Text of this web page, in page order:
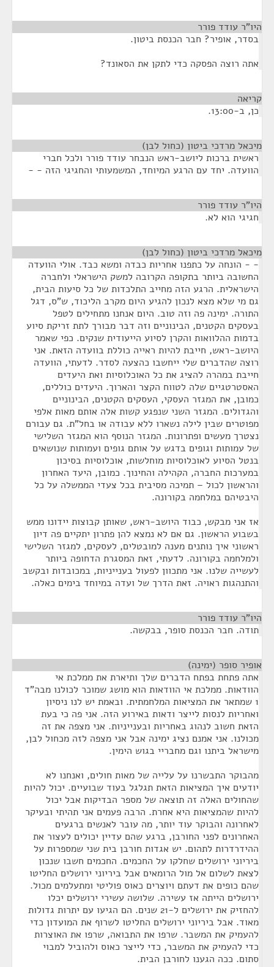
היו"ר עודד פורר
בסדר, אופיר? חבר הכנסת ביטון.
אתה רוצה הפסקה כדי לתקן את הסאונד?
קריאה
כן, ב-13:00.
מיכאל מרדכי ביטון (כחול לבן)
ראשית ברכות ליושב-ראש הנבחר עודד פורר ולכל חברי
הוועדה. יחד עם הרגע המיוחד, המשמעותי והחגיגי הזה - -
היו"ר עודד פורר
חגיגי הוא לא.
מיכאל מרדכי ביטון (כחול לבן)
- - הונחה על כתפנו אחריות כבדה ומשא כבד. אולי הוועדה
החשובה ביותר בתקופה הקרובה למשק הישראלי ולחברה
הישראלית. הרגע הזה מחייב התלכדות של כל סיעות הבית,
גם מי שלא מצא לנכון להגיע היום מקרב הליכוד, ש"ס, דגל
התורה. ימינה פה וזה טוב. היום אנחנו מתחילים לטפל
בעסקים הקטנים, הבינוניים וזה דבר מבורך לתת זריקת סיוע
בדמות ההלוואות והקרן לסיוע הייעודית שנקים. כפי שאמר
היושב-ראש, חייבת להיות ראייה כוללת בוועדה הזאת. אני
רוצה שהדברים שלי ייחשבו כהצעה לסדר. לדעתי, הוועדה
חייבת במהרה להציג את כל האוכלוסיות ואת היעדים
האסטרטגיים שלה לטווח הקצר והארוך. היעדים כוללים,
כמובן, את המגזר העסקי, העסקים הקטנים, הבינוניים
והגדולים. המגזר השני שנפגע קשות אלה אותם מאות אלפי
מפוטרים שבין לילה נשארו ללא עבודה או בחל"ת. גם עבורם
נצטרך מעשים ופתרונות. המגזר הנוסף הוא המגזר השלישי
של עמותות וגופים בדגש על אותם גופים ועמותות שנושאים
בנטל הסיוע לאוכלוסיות מוחלשות, אוכלוסיות בסיכון
במערכות החברה, הקהילה והחינוך. כמובן, היעד האחרון
והראשון לכול – תמיכה מסיבית בכל צעדי הממשלה על כל
היבטיהם במלחמה בקורונה.
אז אני מבקש, כבוד היושב-ראש, שאותן קבוצות יידונו ממש
בשבוע הראשון. גם אם לא נמצא להן פתרון יתקיים פה דיון
ראשוני איך נותנים מענה למובטלים, לעסקים, למגזר השלישי
ולמלחמה בקורונה. לדעתי, זאת המסגרת הדחופה ביותר
לעשייה שלנו. אני מתכוון לפעול בענייניות, במכובדות ובקשב
והתנהגות ראויה. זאת הדרך של ועדה במיוחד בימים כאלה.
היו"ר עודד פורר
תודה. חבר הכנסת סופר, בבקשה.
אופיר סופר (ימינה)
אתה פתחת בפתח הדברים שלך ותיארת את ממלכת אי
הוודאות. ממלכת אי הוודאות הוא מושג שמוכר לכולנו מבה"ד
1 שמתאר את המציאות המלחמתית. ובאמת יש לנו ניסיון
ואחריות לנסות לייצר ודאות באירוע הזה. אני פה כי בעת
הזאת חשוב לנהוג באחריות ובענייניות. אני מצפה את זה
מכולנו. אני אמנם נציג ימינה אבל אני מצפה לזה מכחול לבן,
מישראל ביתנו וגם מחבריי בגוש הימין.
מהבוקר התבשרנו על עלייה של מאות חולים, ואנחנו לא
יודעים איך המציאות הזאת תגלגל בעוד שבועיים. יכול להיות
שהחולים האלה זה תוצאה של מספר הבדיקות אבל יכול
להיות שהמציאות היא אחרת. הרבה פעמים אני תהיתי ובעיקר
לאחרונה והבוקר עוד יותר, מה עובר לאנשים ברגעים
האחרונים לפני החורבן, ברגע שהם עדיין יכולים לעצור את
ההידרדרות לתהום. יש אגדות חורבן בית שני שמספרות על
ביריוני ירושלים שחלקו על החכמים. החכמים חשבו שנכון
לצאת לשלום אל מול הרומאים אבל ביריוני ירושלים החליטו
שהם כופים את דעתם ויוצרים כאוס פוליטי ומתעלמים מכול.
ירושלים הייתה אז עשירה. שלושה עשירי ירושלים יכלו
להחזיק את ירושלים ל-21 שנים. הם הגיעו עם יתרות גדולות
מאוד. אבל ביריוני ירושלים החליטו לשרוף את המועדון כדי
להעמיק את המשבר. שרפו את התבואה, שרפו את האוצרות
כדי להעמיק את המשבר, כדי לייצר כאוס ולהוביל למבוי
סתום. ככה הגענו לחורבן הבית.